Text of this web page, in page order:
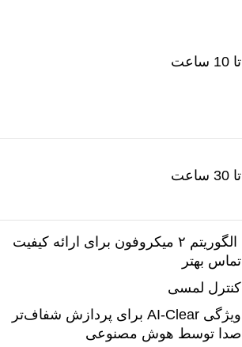
تا 10 ساعت
تا 30 ساعت
الگوریتم ۲ میکروفون برای ارائه کیفیت
تماس بهتر
کنترل لمسی
ویژگی AI-Clear برای پردازش شفاف‌تر
صدا توسط هوش مصنوعی